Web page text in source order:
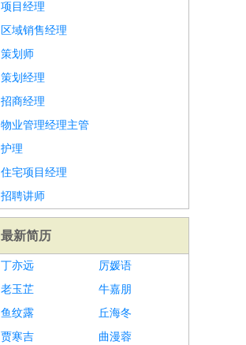
项目经理
区域销售经理
策划师
策划经理
招商经理
物业管理经理主管
护理
住宅项目经理
招聘讲师
最新简历
丁亦远
厉媛语
老玉芷
牛嘉朋
鱼纹露
丘海冬
贾寒吉
曲漫蓉